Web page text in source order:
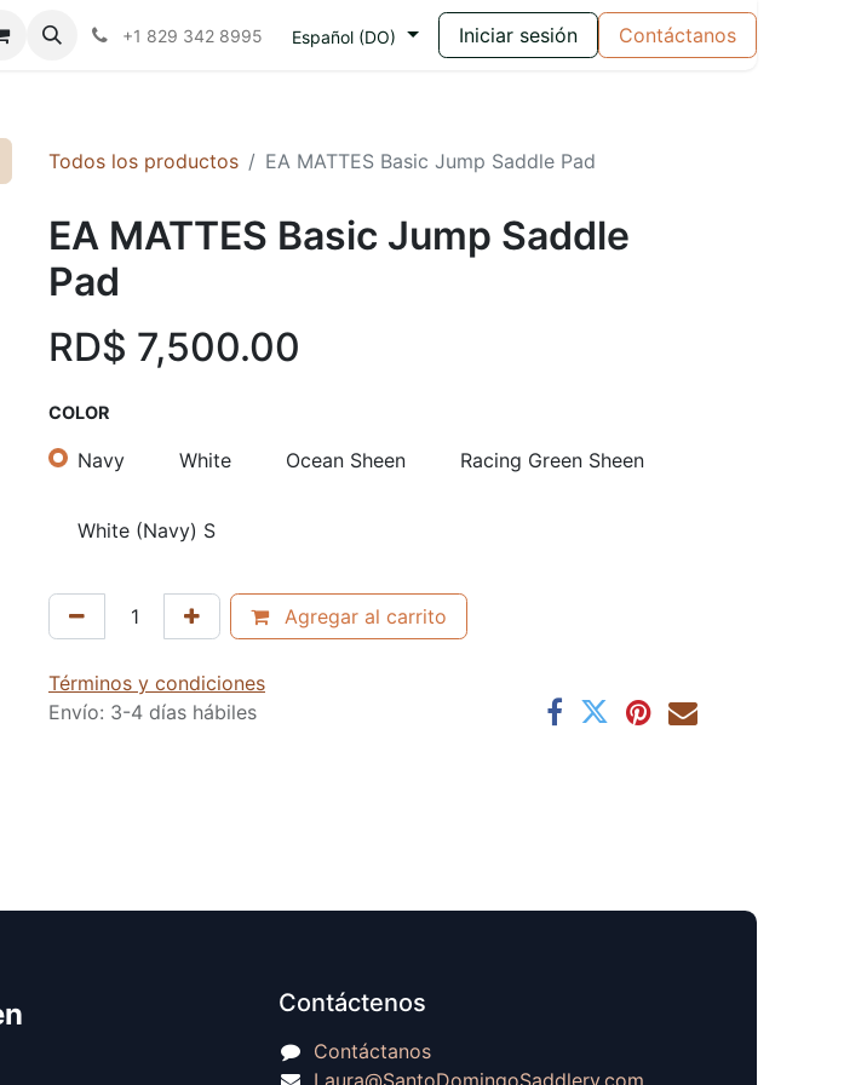
+1 829 342 8995 Español (DO) Iniciar sesión Contáctanos
Todos los productos EA MATTES Basic Jump Saddle Pad
EA MATTES Basic Jump Saddle
Pad
RD$ 7,500.00
COLOR
Navy White Ocean Sheen Racing Green Sheen
White (Navy) S
Agregar al carrito
Términos y condiciones
Envío: 3-4 días hábiles
Contáctenos
Contáctanos